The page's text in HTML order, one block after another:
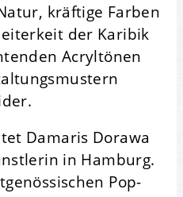
kräftige Farben
der Karibik
Acryltönen
Damaris Dorawa
in Hamburg.
Pop-